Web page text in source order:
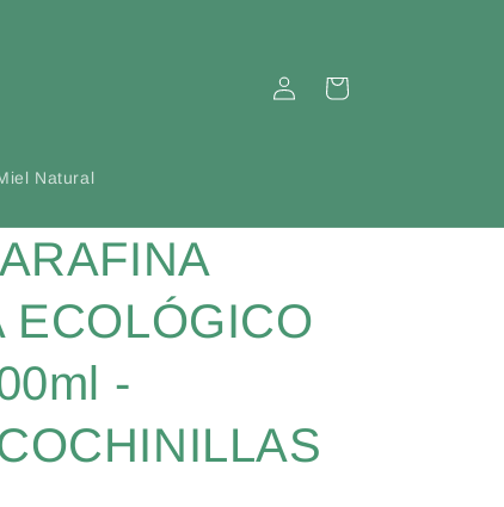
Natural
sesión
Carrito
ECOLÓGICO
-